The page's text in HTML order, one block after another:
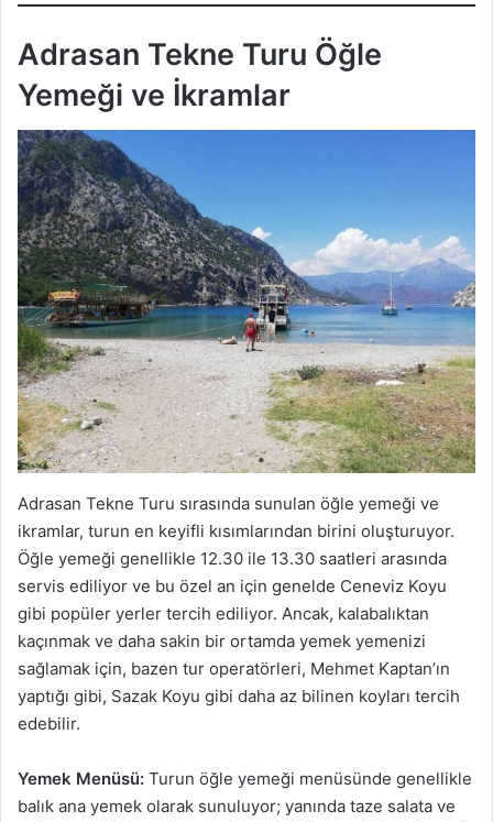
Adrasan Tekne Turu Öğle
Yemeği ve İkramlar
Adrasan Tekne Turu sırasında sunulan öğle yemeği ve
ikramlar, turun en keyifli kısımlarından birini oluşturuyor.
Öğle yemeği genellikle 12.30 ile 13.30 saatleri arasında
servis ediliyor ve bu özel an için genelde Ceneviz Koyu
gibi popüler yerler tercih ediliyor. Ancak, kalabalıktan
kaçınmak ve daha sakin bir ortamda yemek yemenizi
sağlamak için, bazen tur operatörleri, Mehmet Kaptan’ın
yaptığı gibi, Sazak Koyu gibi daha az bilinen koyları tercih
edebilir.
Yemek Menüsü: Turun öğle yemeği menüsünde genellikle
balık ana yemek olarak sunuluyor; yanında taze salata ve